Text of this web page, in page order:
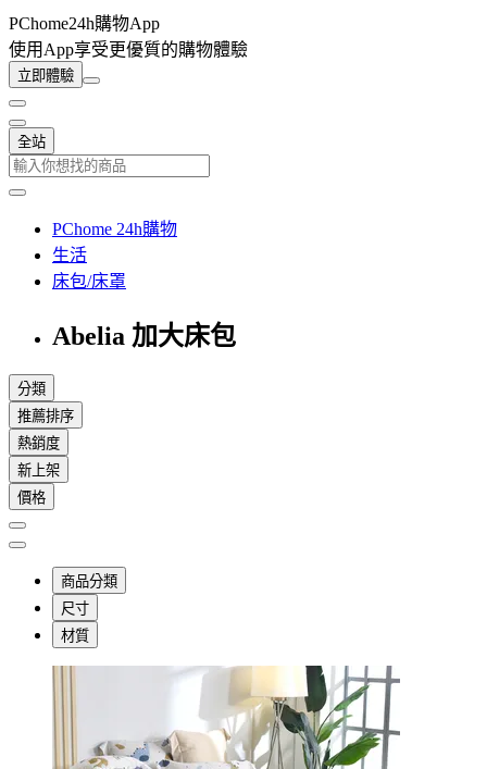
PChome24h購物App
使用App享受更優質的購物體驗
立即體驗
全站
PChome 24h購物
生活
床包/床罩
Abelia 加大床包
分類
推薦排序
熱銷度
新上架
價格
商品分類
尺寸
材質